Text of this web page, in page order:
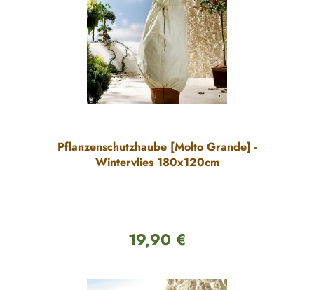
Pflanzenschutzhaube [Molto Grande] -
Wintervlies 180x120cm
Regulärer Preis:
19,90 €